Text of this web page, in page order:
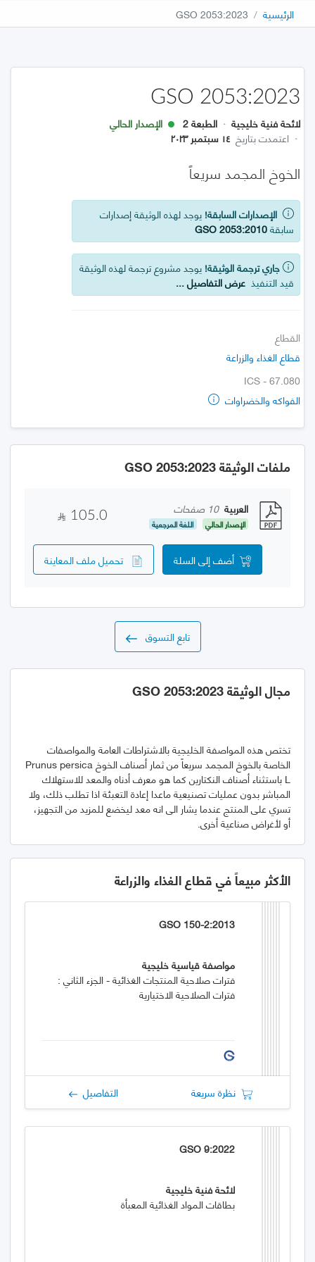
الرئيسية GSO 2053:2023
GSO 2053:2023
لائحة فنية خليجية · الطبعة 2
الإصدار الحالي
· اعتمدت بتاريخ ١٤ سبتمبر ٢٠٢٣
الخوخ المجمد سريعاً
الإصدارات السابقة! يوجد لهذه الوثيقة إصدارات
سابقةGSO 2053:2010
جاري ترجمة الوثيقة! يوجد مشروع ترجمة لهذه الوثيقة
قيد التنفيذ عرض التفاصيل ...
القطاع
قطاع الغذاء والزراعة
ICS - 67.080
الفواكه والخضراوات
ملفات الوثيقة GSO 2053:2023
العربية 10 صفحات
الإصدار الحالي اللغة المرجعية
105.0
أضف إلى السلة تحميل ملف المعاينة
تابع التسوق
مجال الوثيقة GSO 2053:2023
تختص هذه المواصفة الخليجية بالاشتراطات العامة والمواصفات
الخاصة بالخوخ المجمد سريعاً من ثمار أصناف الخوخ Prunus persica
L باستثناء أصناف النكتارين كما هو معرف أدناه والمعد للاستهلاك
المباشر بدون عمليات تصنيعية ماعدا إعادة التعبئة اذا تطلب ذلك، ولا
تسري على المنتج عندما يشار الى انه معد ليخضع للمزيد من التجهيز،
أو لأغراض صناعية أخرى.
الأكثر مبيعاً في قطاع الغذاء والزراعة
GSO 150-2:2013
مواصفة قياسية خليجية
فترات صلاحية المنتجات الغذائية - الجزء الثاني :
فترات الصلاحية الاختيارية
نظرة سريعة التفاصيل
GSO 9:2022
لائحة فنية خليجية
بطاقات المواد الغذائية المعبأة